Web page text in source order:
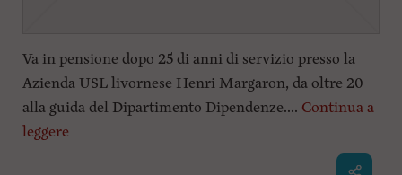
Va in pensione dopo 25 di anni di servizio presso la
Azienda USL livornese Henri Margaron, da oltre 20
alla guida del Dipartimento Dipendenze.... Continua a
leggere